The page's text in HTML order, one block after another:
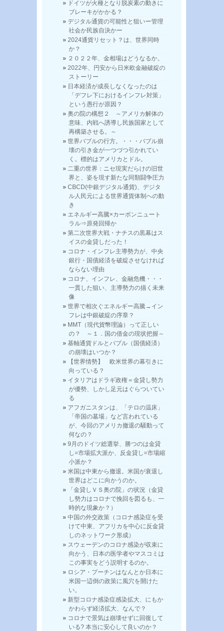
ドイツが火種となり脱炭素の動きに
ブレーキがかかる？
デジタル通貨の可能性と狙いー管理
社会か民族自決かー
2024通貨リセット？は、世界同時
か？
２０２２年、金相場はどうなるか。
2022年、円安から日米欧金融破綻の
ストーリー
日本経済が成長しなくなったのは
「デフレ下におけるインフレ対策」
という愚行が原因？
奥の院の構想２ ～アメリカ解体の
意味、内戦へ誘導し民族国家として
再構築させる。～
世界バブルの行方。・・・バブル崩
壊の引き金が一つづつ引かれてい
く。標的はアメリカとドル。
二重の世界：ニセ現実だらけの旧世
界と、姿を現す新たな同類闘争圧力
CBCD(中銀デジタル通貨)、デジタ
ル人民元による世界通貨体制への動
き
エネルギー高騰×カーボンニュート
ラル⇒原発回帰か
第二次世界大戦・ナチスの黒幕はス
イスの金貸しだった！
コロナ・インフレ主導勢力が、中央
銀行・国債経済を破綻させなければ
ならない理由
コロナ、インフレ、金融危機・・・
一貫した狙い、主導勢力の描く未来
像
世界で相次ぐエネルギー高騰→イン
フレは中銀破綻の序章？
MMT（現代貨幣理論）って正しい
の？ ～１．国の借金の現状把握～
基軸通貨ドルとバブル（国債経済）
の崩壊はいつか？
【世界情勢】 欧米世界の幕引きに
向っている？
イタリアはドラギ政権＝金貸し勢力
が優勢、しかし足元はぐらついてい
る
アフガニスタンは、「テロの温床」
「帝国の墓場」など言われている
が、今回のアメリカ撤退の騒動って
何なの？
9月のドイツ総選挙、勝つのは金貸
し=市場拡大派か、反金貸し=市場縮
小派か？
米国は中東から撤退。米国が衰退し
世界はどこに向かうのか。
「金貸しＶＳ奥の院」の状況（金貸
し勢力はコロナで挽回を図るも、一
時的な現象か？）
中国の外交政策（コロナ感染症を受
けて中東、アフリカを中心に反金貸
しのネットワーク形成）
スウェーデンのコロナ感染が収束に
向かう、日本の医学者やマスコミは
この事実をどう説明するのか。
ロシア・プーチンはなんとか日本に
米国一辺倒の政策に風穴を開けた
い。
新型コロナ感染症感染拡大、にもか
かわらず経済拡大、なんで？
コロナで景気は崩壊せずに回復して
いる? 本当に安心して良いのか？